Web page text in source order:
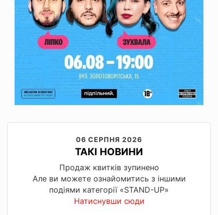
06 СЕРПНЯ 2026
ТАКІ НОВИНИ
Продаж квитків зупинено
Але ви можете ознайомитись з іншими
подіями категорії «STAND-UP»
Натиснувши сюди